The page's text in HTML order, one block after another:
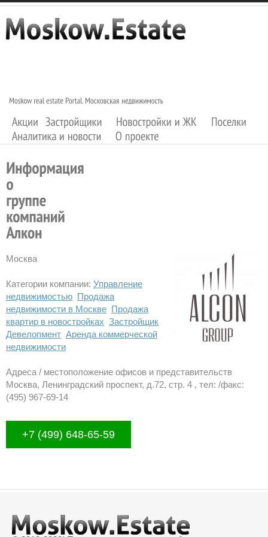
Москва
Категории компании: Управление
недвижимостью Продажа
недвижимости в Москве Продажа
квартир в новостройках Застройщик
Девелопмент Аренда коммерческой
недвижимости
Адреса / местоположение офисов и представительств
Москва, Ленинградский проспект, д.72, стр. 4 , тел: /факс:
(495) 967-69-14
+7 (499) 648-65-59